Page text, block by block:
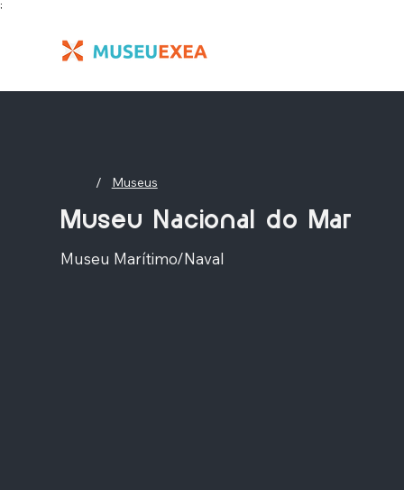
;
/ Museus
Museu Nacional do Mar
Museu Marítimo/Naval